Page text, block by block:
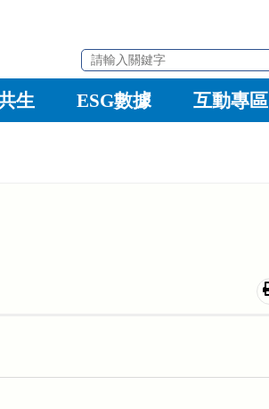
生 ESG數據 互動專區